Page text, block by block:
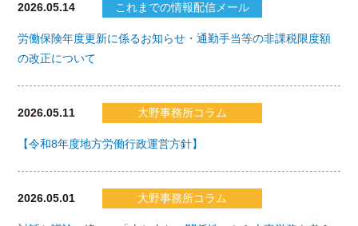
2026.05.14 これまでの情報配信メール
労働保険年度更新に係るお知らせ・通勤手当等の非課税限度額
の改正について
2026.05.11 大野事務所コラム
【令和8年度地方労働行政運営方針】
2026.05.01 大野事務所コラム